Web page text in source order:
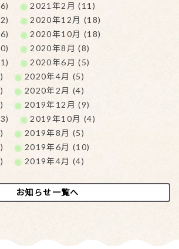
2021年2月 (11)
2020年12月 (18)
2020年10月 (18)
2020年8月 (8)
2020年6月 (5)
2020年4月 (5)
2020年2月 (4)
2019年12月 (9)
2019年10月 (4)
2019年8月 (5)
2019年6月 (10)
2019年4月 (4)
お知らせ一覧へ